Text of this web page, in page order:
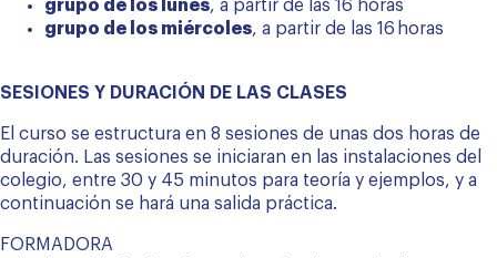
grupo de los lunes, a partir de las 16 horas
grupo de los miércoles, a partir de las 16 horas
SESIONES Y DURACIÓN DE LAS CLASES
El curso se estructura en 8 sesiones de unas dos horas de
duración. Las sesiones se iniciaran en las instalaciones del
colegio, entre 30 y 45 minutos para teoría y ejemplos, y a
continuación se hará una salida práctica.
FORMADORA